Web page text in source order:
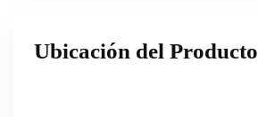
Ubicación del Producto